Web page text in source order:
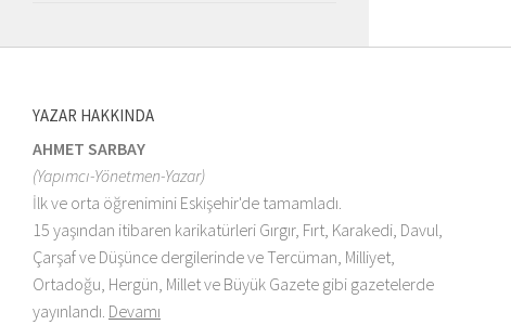
YAZAR HAKKINDA
AHMET SARBAY
(Yapımcı-Yönetmen-Yazar)
İlk ve orta öğrenimini Eskişehir'de tamamladı.
15 yaşından itibaren karikatürleri Gırgır, Fırt, Karakedi, Davul,
Çarşaf ve Düşünce dergilerinde ve Tercüman, Milliyet,
Ortadoğu, Hergün, Millet ve Büyük Gazete gibi gazetelerde
yayınlandı. Devamı